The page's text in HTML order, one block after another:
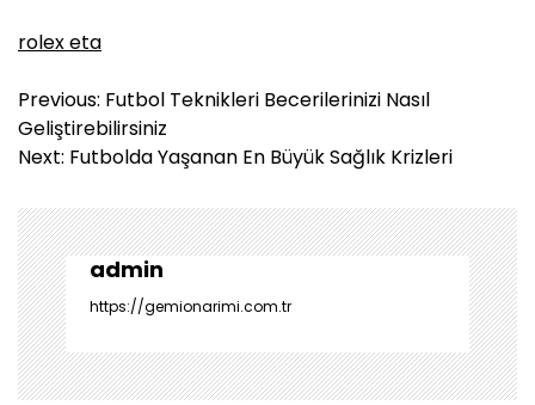
rolex eta
Y
a
z
g
e
z
i
n
m
e
Previous: Futbol Teknikleri Becerilerinizi Nasıl
Geliştirebilirsiniz
Next: Futbolda Yaşanan En Büyük Sağlık Krizleri
admin
https://gemionarimi.com.tr